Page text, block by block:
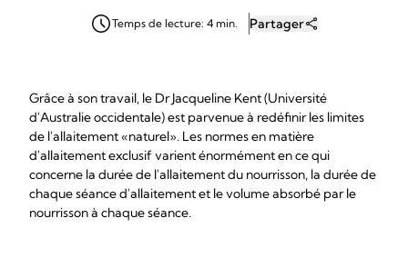
Temps de lecture: 4 min. Partager
Grâce à son travail, le Dr Jacqueline Kent (Université
d'Australie occidentale) est parvenue à redéfinir les limites
de l'allaitement «naturel». Les normes en matière
d'allaitement exclusif varient énormément en ce qui
concerne la durée de l'allaitement du nourrisson, la durée de
chaque séance d'allaitement et le volume absorbé par le
nourrisson à chaque séance.